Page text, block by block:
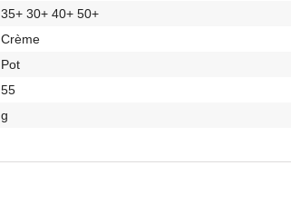
35+ 30+ 40+ 50+
Crème
Pot
55
g